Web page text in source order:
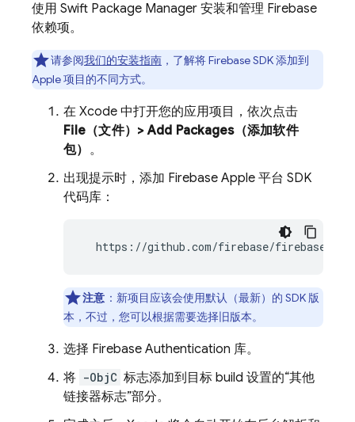
使用 Swift Package Manager 安装和管理 Firebase
依赖项。
请参阅我们的安装指南 ，了解将 Firebase SDK 添加到
Apple 项目的不同方式。
在 Xcode 中打开您的应用项目，依次点击
File（文件）> Add Packages（添加软件
包） 。
出现提示时，添加 Firebase Apple 平台 SDK
代码库：
https://github.com/firebase/firebase-
注意 ：新项目应该会使用默认（最新）的 SDK 版
本，不过，您可以根据需要选择旧版本。
选择 Firebase Authentication 库。
将 -ObjC 标志添加到目标 build 设置的“其他
链接器标志”部分。